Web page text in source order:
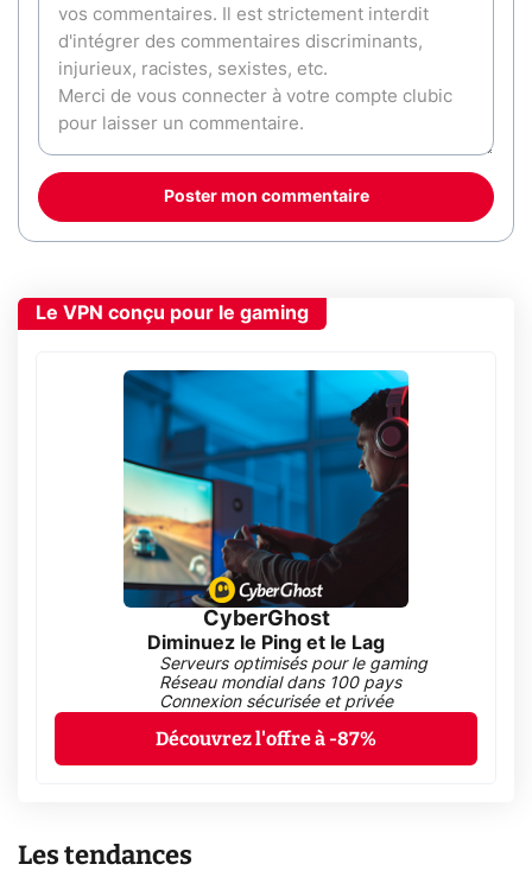
Poster mon commentaire
Le VPN conçu pour le gaming
CyberGhost
Diminuez le Ping et le Lag
Serveurs optimisés pour le gaming
Réseau mondial dans 100 pays
Connexion sécurisée et privée
Découvrez l'offre à -87%
Les tendances